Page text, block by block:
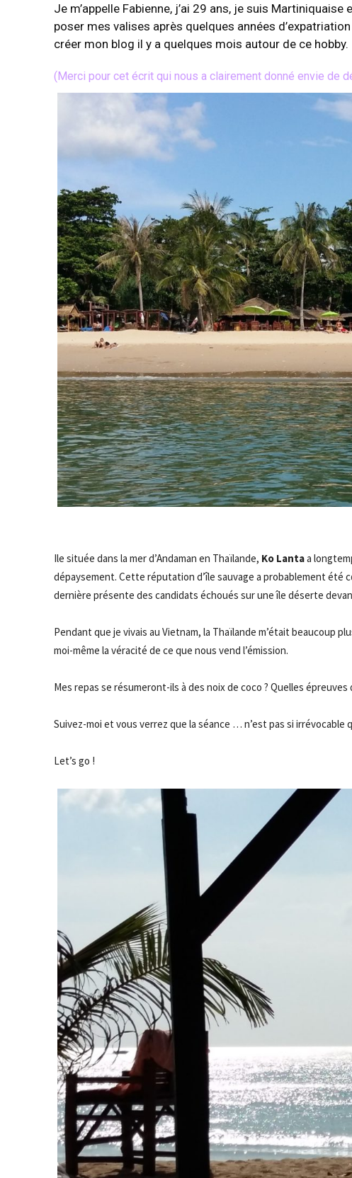
Je m’appelle Fabienne, j’ai 29 ans, je suis
poser mes valises après quelques années
créer mon blog il y a quelques mois autour de ce hobby.
(Merci pour cet écrit qui nous a clairement donné envie de
Ile située dans la mer d’Andaman en Thaïlande, Ko Lantaa
dépaysement. Cette réputation d’île sauvage a probablement été
dernière présente des candidats échoués sur une île déserte
Pendant que je vivais au Vietnam, la Thaïlande m’était beaucoup
moi-même la véracité de ce que nous vend l’émission.
Mes repas se résumeront-ils à des noix de coco ? Quelles
Suivez-moi et vous verrez que la séance … n’est pas si irrévocable
Let’s go !